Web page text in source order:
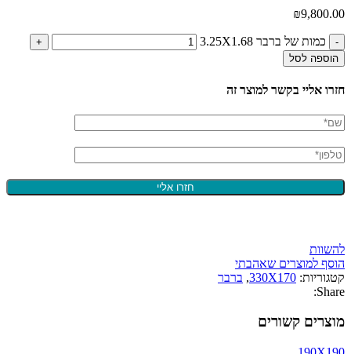
₪9,800.00
כמות של ברבר 3.25X1.68
הוספה לסל
חזרו אליי בקשר למוצר זה
להשוות
הוסף למוצרים שאהבתי
קטגוריות: 330X170
, ברבר
Share:
מוצרים קשורים